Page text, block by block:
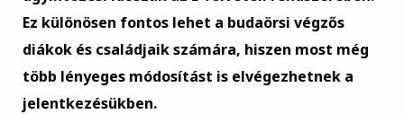
Ez különösen fontos lehet a budaörsi végzős
diákok és családjaik számára, hiszen most még
több lényeges módosítást is elvégezhetnek a
jelentkezésükben.